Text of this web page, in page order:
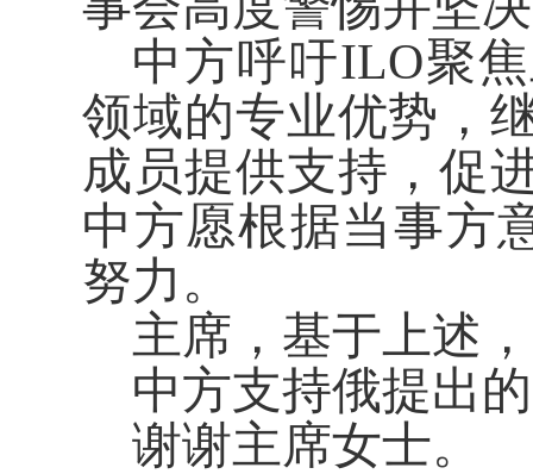
中方呼吁ILO聚
领域的专业优势，
成员提供支持，促
中方愿根据当事方
努力。
主席，基于上述
中方支持俄提出
谢谢主席女士。